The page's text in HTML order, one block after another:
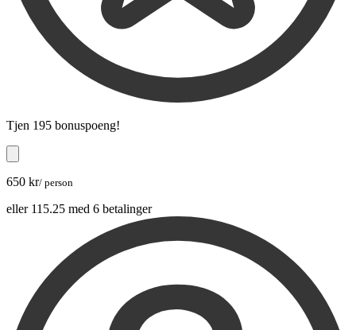
Tjen 195 bonuspoeng!
650 kr/ person
eller 115.25 med 6 betalinger